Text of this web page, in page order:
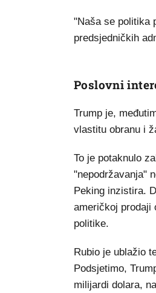
"Naša se politika
predsjedničkih
Poslovni
Trump je,
vlastitu obranu i
To je potaknulo
"nepodržavanja"
Peking inzistira.
američkoj prodaji
politike.
Rubio je ublažio
Podsjetimo,
milijardi dolara,